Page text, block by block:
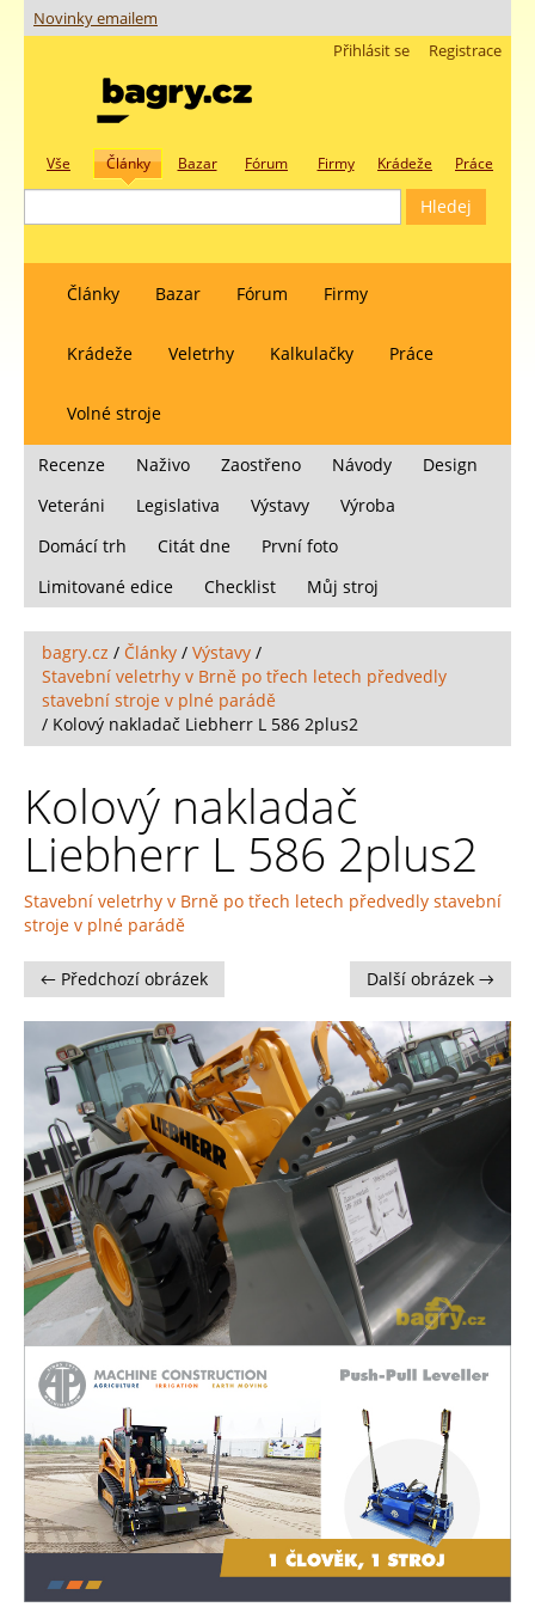
Novinky emailem
Registrace
Přihlásit se
Vše Články Bazar Fórum Firmy Krádeže Práce
Články Bazar Fórum Firmy
Krádeže Veletrhy Kalkulačky Práce
Volné stroje
Recenze Naživo Zaostřeno Návody
Design
Veteráni
Legislativa Výstavy
Výroba
Domácí trh
Citát dne
První foto
Limitované edice
Checklist Můj stroj
bagry.cz / Články / Výstavy /
Stavební veletrhy v Brně po třech letech předvedly
stavební stroje v plné parádě
/ Kolový nakladač Liebherr L 586 2plus2
Kolový nakladač
Liebherr L 586 2plus2
Stavební veletrhy v Brně po třech letech předvedly stavební
stroje v plné parádě
← Předchozí obrázek Další obrázek →